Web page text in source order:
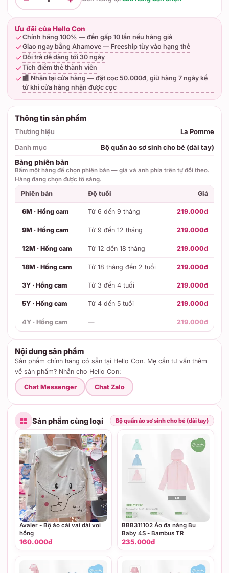
Ưu đãi của Hello Con
Chính hãng 100% — đền gấp 10 lần nếu hàng giả
Giao ngay bằng Ahamove — Freeship tùy vào hạng thẻ
Đổi trả dễ dàng tới 30 ngày
Tích điểm thẻ thành viên
🏬 Nhận tại cửa hàng — đặt cọc 50.000đ, giữ hàng 7 ngày kể
từ khi cửa hàng nhận được cọc
Thông tin sản phẩm
Thương hiệu
La Pomme
Danh mục
Bộ quần áo sơ sinh cho bé (dài tay)
Bảng phiên bản
Bấm một hàng để chọn phiên bản — giá và ảnh phía trên tự đổi theo.
Hàng đang chọn được tô sáng.
Phiên bản Độ tuổi Giá
6M · Hồng cam Từ 6 đến 9 tháng 219.000đ
9M · Hồng cam Từ 9 đến 12 tháng 219.000đ
12M · Hồng cam Từ 12 đến 18 tháng 219.000đ
18M · Hồng cam Từ 18 tháng đến 2 tuổi 219.000đ
3Y · Hồng cam Từ 3 đến 4 tuổi 219.000đ
5Y · Hồng cam Từ 4 đến 5 tuổi 219.000đ
4Y · Hồng cam — 219.000đ
Nội dung sản phẩm
Sản phẩm chính hãng có sẵn tại Hello Con. Mẹ cần tư vấn thêm
về sản phẩm? Nhắn cho Hello Con:
Chat Messenger
Chat Zalo
Sản phẩm cùng loại Bộ quần áo sơ sinh cho bé (dài tay)
Avaler - Bộ áo cài vai dài voi
hồng
160.000đ
BBB311102 Áo đa năng Bu
Baby 4S - Bambus TR
235.000đ